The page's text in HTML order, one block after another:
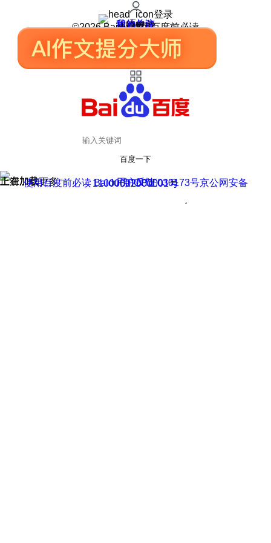
登录
我的关注
我的收藏
皮肤中心
用户反馈
设置
©2026 Baidu 使用百度前必读
百度一下
正在加载
上滑加载更多 用户反馈
使用百度前必读 Baidu 京ICP证030173号
京公网安备11000002000001号